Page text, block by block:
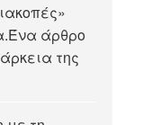
άρθρο
της